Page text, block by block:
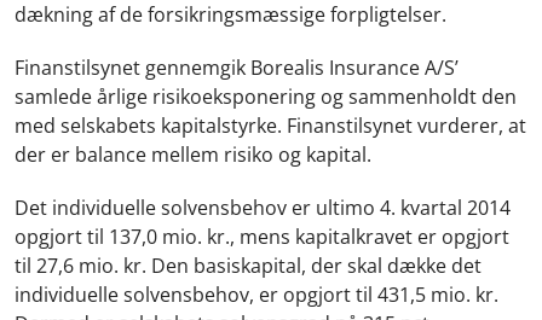
dækning af de forsikringsmæssige forpligtelser.
Finanstilsynet gennemgik Borealis Insurance A/S’
samlede årlige risikoeksponering og sammenholdt den
med selskabets kapitalstyrke. Finanstilsynet vurderer, at
der er balance mellem risiko og kapital.
Det individuelle solvensbehov er ultimo 4. kvartal 2014
opgjort til 137,0 mio. kr., mens kapitalkravet er opgjort
til 27,6 mio. kr. Den basiskapital, der skal dække det
individuelle solvensbehov, er opgjort til 431,5 mio. kr.